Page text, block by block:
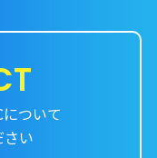
ついて
い